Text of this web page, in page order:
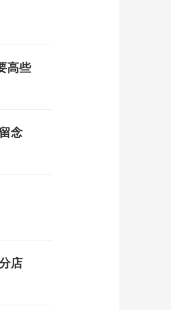
高些
念
店